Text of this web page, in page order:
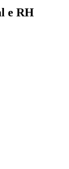
e RH